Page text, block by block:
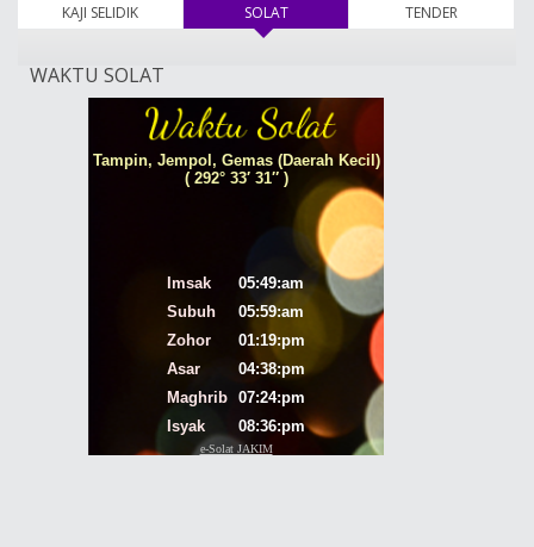
KAJI SELIDIK SOLAT(tab aktif) TENDER
WAKTU SOLAT